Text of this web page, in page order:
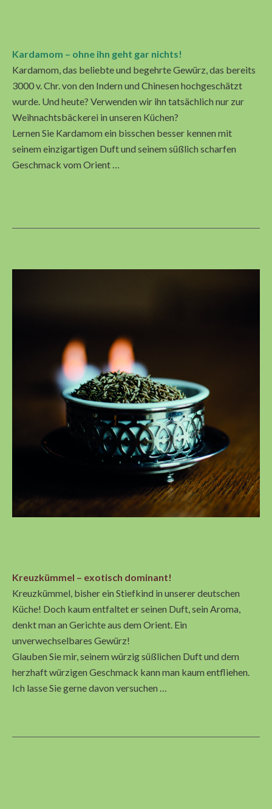
Kardamom – ohne ihn geht gar nichts!
Kardamom, das beliebte und begehrte Gewürz, das bereits
3000 v. Chr. von den Indern und Chinesen hochgeschätzt
wurde. Und heute? Verwenden wir ihn tatsächlich nur zur
Weihnachtsbäckerei in unseren Küchen?
Lernen Sie Kardamom ein bisschen besser kennen mit
seinem einzigartigen Duft und seinem süßlich scharfen
Geschmack vom Orient …
Kreuzkümmel – exotisch dominant!
Kreuzkümmel, bisher ein Stiefkind in unserer deutschen
Küche! Doch kaum entfaltet er seinen Duft, sein Aroma,
denkt man an Gerichte aus dem Orient. Ein
unverwechselbares Gewürz!
Glauben Sie mir, seinem würzig süßlichen Duft und dem
herzhaft würzigen Geschmack kann man kaum entfliehen.
Ich lasse Sie gerne davon versuchen …